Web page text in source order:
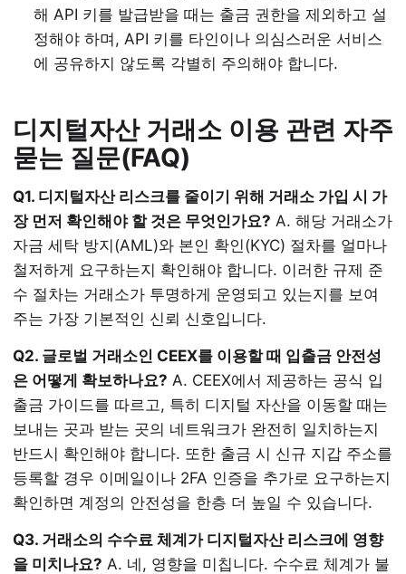
해 API 키를 발급받을 때는 출금 권한을 제외하고 설
정해야 하며, API 키를 타인이나 의심스러운 서비스
에 공유하지 않도록 각별히 주의해야 합니다.
디지털자산 거래소 이용 관련 자주
묻는 질문(FAQ)
Q1. 디지털자산 리스크를 줄이기 위해 거래소 가입 시 가
장 먼저 확인해야 할 것은 무엇인가요? A. 해당 거래소가
자금 세탁 방지(AML)와 본인 확인(KYC) 절차를 얼마나
철저하게 요구하는지 확인해야 합니다. 이러한 규제 준
수 절차는 거래소가 투명하게 운영되고 있는지를 보여
주는 가장 기본적인 신뢰 신호입니다.
Q2. 글로벌 거래소인 CEEX를 이용할 때 입출금 안전성
은 어떻게 확보하나요? A. CEEX에서 제공하는 공식 입
출금 가이드를 따르고, 특히 디지털 자산을 이동할 때는
보내는 곳과 받는 곳의 네트워크가 완전히 일치하는지
반드시 확인해야 합니다. 또한 출금 시 신규 지갑 주소를
등록할 경우 이메일이나 2FA 인증을 추가로 요구하는지
확인하면 계정의 안전성을 한층 더 높일 수 있습니다.
Q3. 거래소의 수수료 체계가 디지털자산 리스크에 영향
을 미치나요? A. 네, 영향을 미칩니다. 수수료 체계가 불